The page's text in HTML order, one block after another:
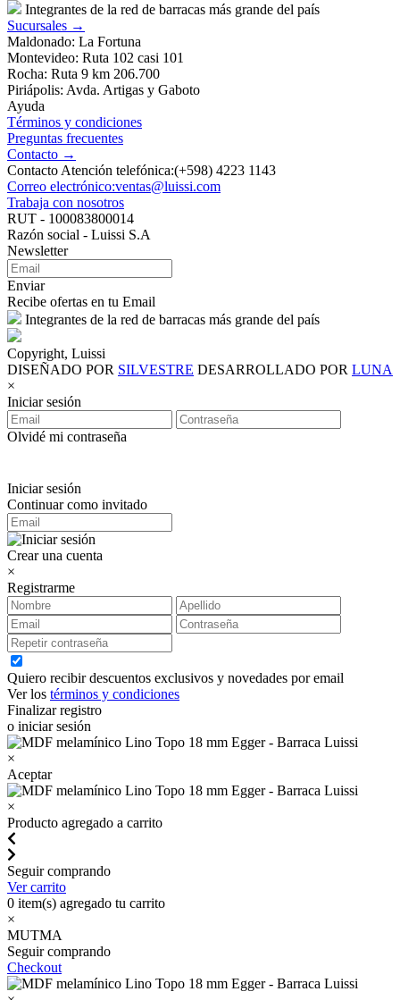
Integrantes de la red de barracas más grande del país
Sucursales →
Maldonado: La Fortuna
Montevideo: Ruta 102 casi 101
Rocha: Ruta 9 km 206.700
Piriápolis: Avda. Artigas y Gaboto
Ayuda
Términos y condiciones
Preguntas frecuentes
Contacto →
Contacto Atención telefónica:(+598) 4223 1143
Correo electrónico:ventas@luissi.com
Trabaja con nosotros
RUT - 100083800014
Razón social - Luissi S.A
Newsletter
Enviar
Recibe ofertas en tu Email
Integrantes de la red de barracas más grande del país
Copyright, Luissi
DISEÑADO POR SILVESTRE DESARROLLADO POR LUNA
×
Iniciar sesión
Olvidé mi contraseña
Iniciar sesión
Continuar como invitado
Crear una cuenta
×
Registrarme
Quiero recibir descuentos exclusivos y novedades por email
Ver los términos y condiciones
Finalizar registro
o iniciar sesión
×
Aceptar
×
Producto agregado a carrito
Seguir comprando
Ver carrito
0 item(s) agregado tu carrito
×
MUTMA
Seguir comprando
Checkout